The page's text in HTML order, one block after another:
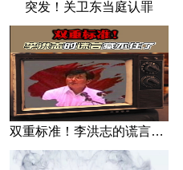
突发！关卫东当庭认罪
双重标准！李洪志的谎言藏不住了